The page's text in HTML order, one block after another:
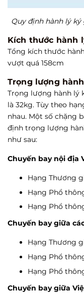
Quy định hành lý
Kích thước hành
Tổng kích thước
vượt quá 158cm
Trọng lượng
Trọng lượng hành lý
là 32kg. Tùy theo
nhau. Một số chặng
định trọng lượng
như sau:
Chuyến bay nội địa
Hạng Thương
Hạng Phổ
Hạng Phổ
Chuyến bay giữa
Hạng Thương
Hạng Phổ
Hạng Phổ
Chuyến bay giữa